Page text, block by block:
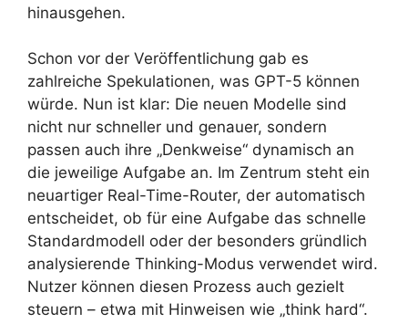
hinausgehen.
Schon vor der Veröffentlichung gab es
zahlreiche Spekulationen, was GPT-5 können
würde. Nun ist klar: Die neuen Modelle sind
nicht nur schneller und genauer, sondern
passen auch ihre „Denkweise“ dynamisch an
die jeweilige Aufgabe an. Im Zentrum steht ein
neuartiger Real-Time-Router, der automatisch
entscheidet, ob für eine Aufgabe das schnelle
Standardmodell oder der besonders gründlich
analysierende Thinking-Modus verwendet wird.
Nutzer können diesen Prozess auch gezielt
steuern – etwa mit Hinweisen wie „think hard“.